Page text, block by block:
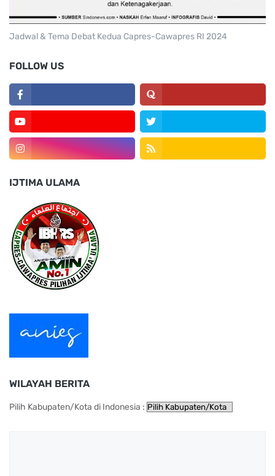
Jadwal & Tema Debat Kedua Capres-Cawapres RI 2024
FOLLOW US
IJTIMA ULAMA
WILAYAH BERITA
Pilih Kabupaten/Kota di Indonesia :